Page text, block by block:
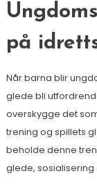
på
Når barna blir
glede bli
overskygge det
trening og spillets
beholde denne
glede, sosialisering